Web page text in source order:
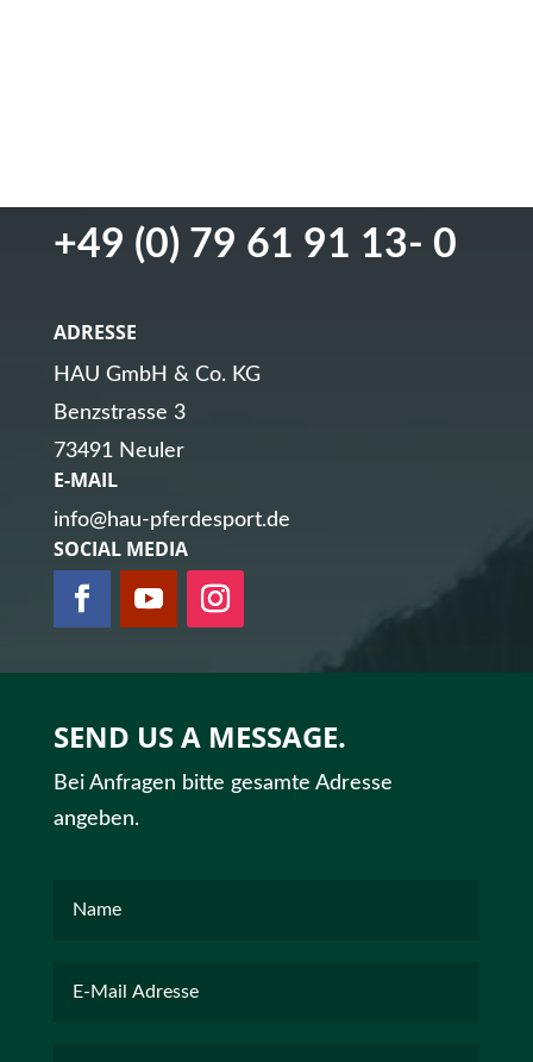
+49 (0) 79 61 91 13- 0
ADRESSE
HAU GmbH & Co. KG
Benzstrasse 3
73491 Neuler
E-MAIL
info@hau-pferdesport.de
SOCIAL MEDIA
SEND US A MESSAGE.
Bei Anfragen bitte gesamte Adresse
angeben.